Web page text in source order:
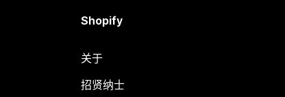
Shopify
关于
招贤纳士